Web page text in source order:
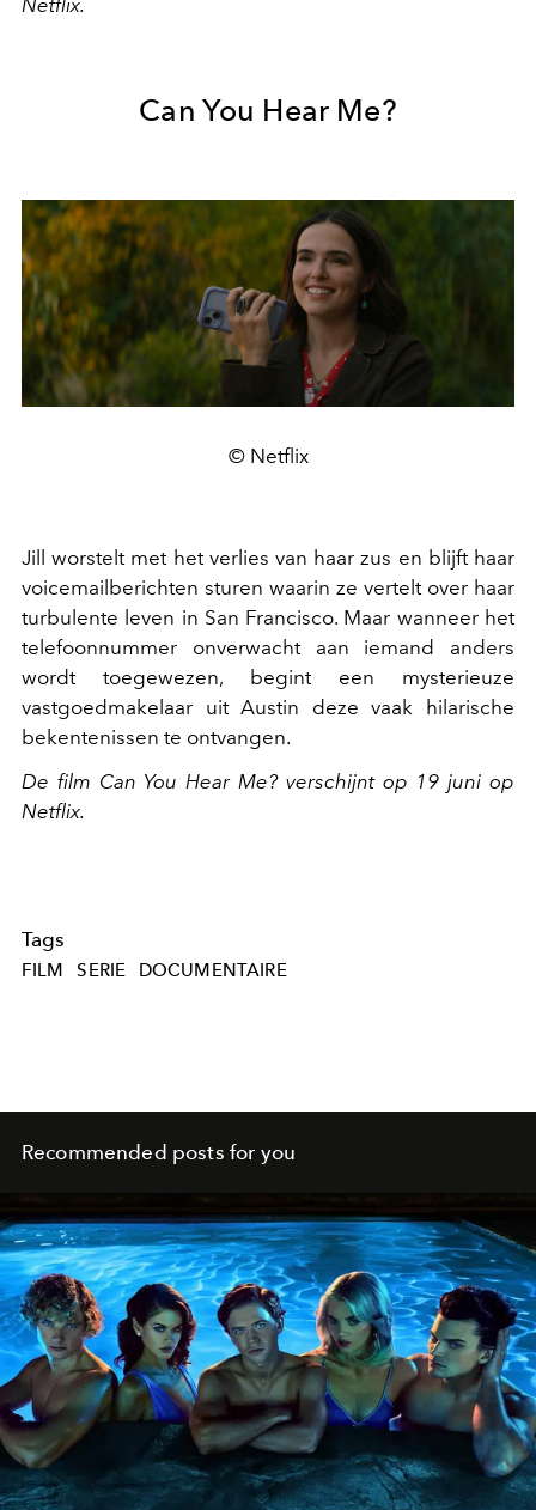
Netflix.
Can You Hear Me?
© Netflix
Jill worstelt met het verlies van haar zus en blijft haar
voicemailberichten sturen waarin ze vertelt over haar
turbulente leven in San Francisco. Maar wanneer het
telefoonnummer onverwacht aan iemand anders
wordt toegewezen, begint een mysterieuze
vastgoedmakelaar uit Austin deze vaak hilarische
bekentenissen te ontvangen.
De film Can You Hear Me?verschijnt op 19 juni op
Netflix.
Tags
FILM SERIE DOCUMENTAIRE
Recommended posts for you